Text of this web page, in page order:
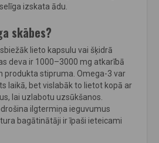
izskata ādu.
skābes?
lieto kapsulu vai šķidrā
deva ir 1000–3000 mg atkarībā
produkta stipruma. Omega-3 var
laikā, bet vislabāk to lietot kopā ar
lai uzlabotu uzsūkšanos.
ilgtermiņa ieguvumus
bagātinātāji ir īpaši ieteicami